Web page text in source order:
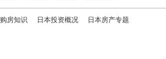
购房知识 日本投资概况 日本房产专题